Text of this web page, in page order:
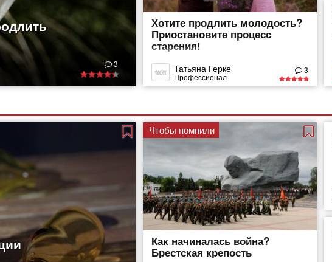
3
Хотите продлить молодость?
Приостановите процесс
старения!
Татьяна Герке
Профессионал
3
Чтобы помнили
Как начиналась война?
Брестская крепость